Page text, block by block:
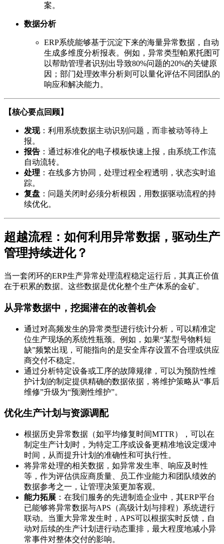
案。
数据分析
ERP系统能够基于沉淀下来的海量异常数据，自动
生成多维度分析报表。例如，异常类型帕累托图可
以帮助管理者识别出导致80%问题的20%的关键原
因；部门处理效率分析则可以量化评估不同团队的
响应和解决能力。
【核心要点回顾】
发现：利用系统数据主动识别问题，而非被动等待上
报。
报告 ：通过标准化的电子模板快速上报，由系统工作流
自动流转。
处理 ：在线多方协同，处理过程全程透明，状态实时追
踪。
复盘 ：问题关闭时必须分析根因，用数据驱动流程的持
续优化。
超越流程：如何利用异常数据，驱动生产
管理持续进化？
当一套闭环的ERP生产异常处理流程稳定运行后，其真正价值
在于积累的数据。这些数据是优化整个生产体系的金矿。
从异常数据中，挖掘潜在的改善机会
通过对高频发生的异常类型进行统计分析，可以精准定
位生产现场的系统性瓶颈。例如，如果“某型号物料短
缺”频繁出现，可能指向的是安全库存设置不合理或供应
商交付不稳定。
通过分析特定设备或工序的故障规律，可以为预防性维
护计划的制定提供精确的数据依据，将维护策略从“事后
维修”升级为“预测性维护”。
优化生产计划与资源调配
根据历史异常数据（如平均修复时间MTTR），可以在
制定生产计划时，为特定工序或设备更精准地设定缓冲
时间，从而提升计划的准确性和可执行性。
将异常处理的相关数据，如异常发生率、响应及时性
等，作为评估供应商质量、员工作业能力和团队绩效的
数据参考之一，让管理决策更加客观。
能力拓展 ：在我们服务的先进制造企业中，其ERP平台
已能够将异常数据与APS（高级计划与排程）系统进行
联动。当重大异常发生时，APS可以根据实时反馈，自
动对后续的生产计划进行动态重排，最大程度地减小异
常事件对整体交付的影响。